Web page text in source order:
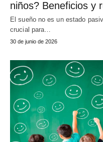
niños? Beneficios y
El sueño no es un estado
crucial para…
30 de junio de 2026